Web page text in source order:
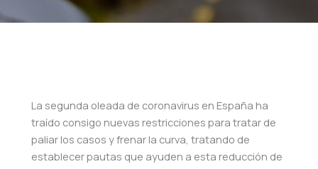
La segunda oleada de coronavirus en España ha
traído consigo nuevas restricciones para tratar de
paliar los casos y frenar la curva, tratando de
establecer pautas que ayuden a esta reducción de